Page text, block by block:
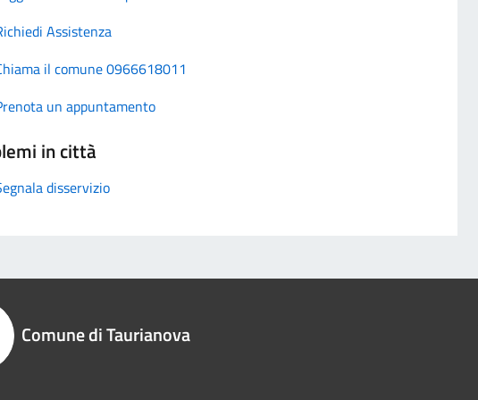
Assistenza
il comune 0966618011
un appuntamento
in città
disservizio
Comune di Taurianova